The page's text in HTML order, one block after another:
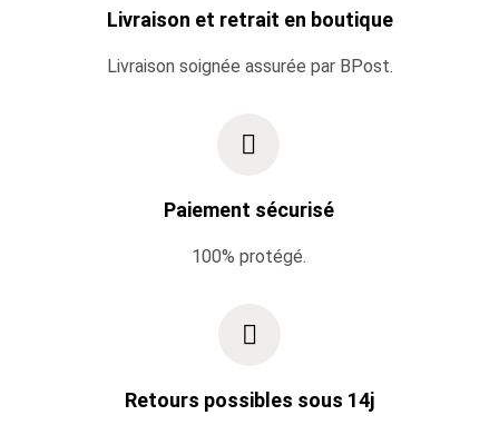
Livraison et retrait en boutique
Livraison soignée assurée par BPost.
Paiement sécurisé
100% protégé.
Retours possibles sous 14j